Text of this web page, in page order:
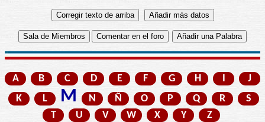
A B C D E F G H I
J
K
L M N Ñ O P Q R
S
T
U V W X Y Z